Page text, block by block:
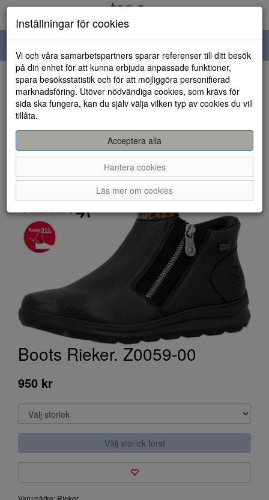
navigation
HEM
Boots Rieker. Z0059-00
950 kr
Välj storlek först
Varumärke: Rieker
Inställningar för cookies
Vi och våra samarbetspartners sparar referenser till ditt besök
på din enhet för att kunna erbjuda anpassade funktioner,
spara besöksstatistik och för att möjliggöra personifierad
marknadsföring. Utöver nödvändiga cookies, som krävs för
sida ska fungera, kan du själv välja vilken typ av cookies du vill
tillåta.
Acceptera alla
Hantera cookies
Läs mer om cookies